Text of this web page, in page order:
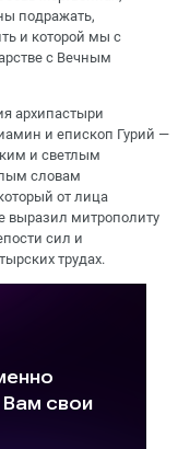
подражать,
и которой мы с
с Вечным
архипастыри
и епископ Гурий —
и светлым
словам
от лица
выразил митрополиту
сил и
трудах.